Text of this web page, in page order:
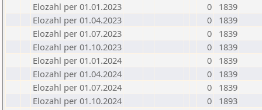
Elozahl per 01.01.2023
0
1839
Elozahl per 01.04.2023
0
1839
Elozahl per 01.07.2023
0
1839
Elozahl per 01.10.2023
0
1839
Elozahl per 01.01.2024
0
1839
Elozahl per 01.04.2024
0
1839
Elozahl per 01.07.2024
0
1839
Elozahl per 01.10.2024
0
1893